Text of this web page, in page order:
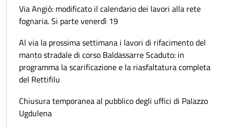
Via Angiò: modificato il calendario dei lavori alla rete
fognaria. Si parte venerdì 19
Al via la prossima settimana i lavori di rifacimento del
manto stradale di corso Baldassarre Scaduto: in
programma la scarificazione e la riasfaltatura completa
del Rettifilu
Chiusura temporanea al pubblico degli uffici di Palazzo
Ugdulena